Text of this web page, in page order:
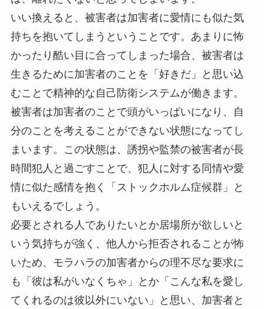
いい換えると、被害者は加害者に愛情にも似た気
持ちを抱いてしまうということです。あまりに怖
かったり酷い目に合ってしまった場合、被害者は
生きるために加害者のことを「好きだ」と思い込
むことで精神的な自己防衛システムが働きます。
被害者は加害者のことで頭がいっぱいになり、自
分のことを考えることができない状態になってし
まいます。この状態は、誘拐や監禁の被害者が長
時間犯人と過ごすことで、犯人に対する同情や愛
情に似た感情を抱く「ストックホルム症候群」と
もいえるでしょう。
必要とされる人でありたいとか居場所が欲しいと
いう気持ちが強く、他人から拒否されることが怖
いため、モラハラの加害者からの理不尽な要求に
も「彼は私がいなくちゃ」とか「こんな私を愛し
てくれるのは彼以外にいない」と思い、加害者と